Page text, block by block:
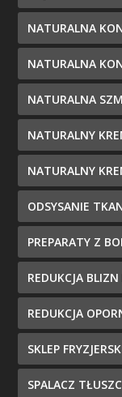
NATURALNA
NATURALNA
NATURALNA
NATURALNY
NATURALNY
ODSYSANIE
PREPARATY Z
REDUKCJA
REDUKCJA
SKLEP
SPALACZ